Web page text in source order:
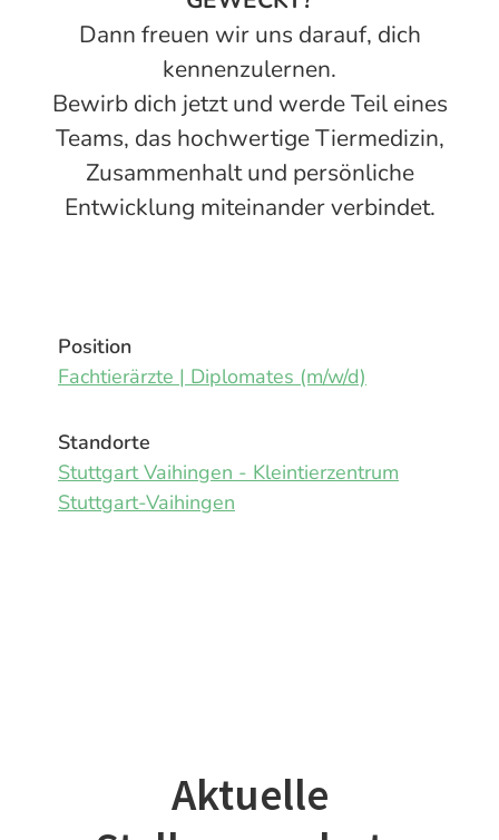
Dann freuen wir uns darauf, dich
kennenzulernen.
Bewirb dich jetzt und werde Teil eines
Teams, das hochwertige Tiermedizin,
Zusammenhalt und persönliche
Entwicklung miteinander verbindet.
Position
Fachtierärzte | Diplomates (m/w/d)
Standorte
Stuttgart Vaihingen - Kleintierzentrum
Stuttgart-Vaihingen
Aktuelle